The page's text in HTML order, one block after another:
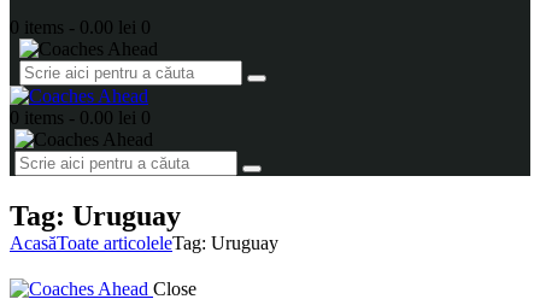
0 items - 0.00 lei 0
0 items - 0.00 lei 0
Tag: Uruguay
AcasăToate articoleleTag: Uruguay
Close